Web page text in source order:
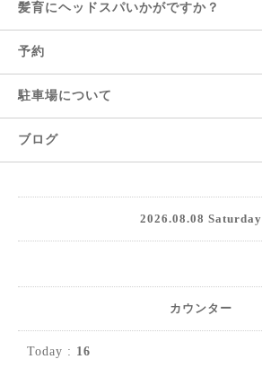
髪育にヘッドスパいかがですか？
予約
駐車場について
ブログ
2026.08.08 Saturday
カウンター
Today : 16